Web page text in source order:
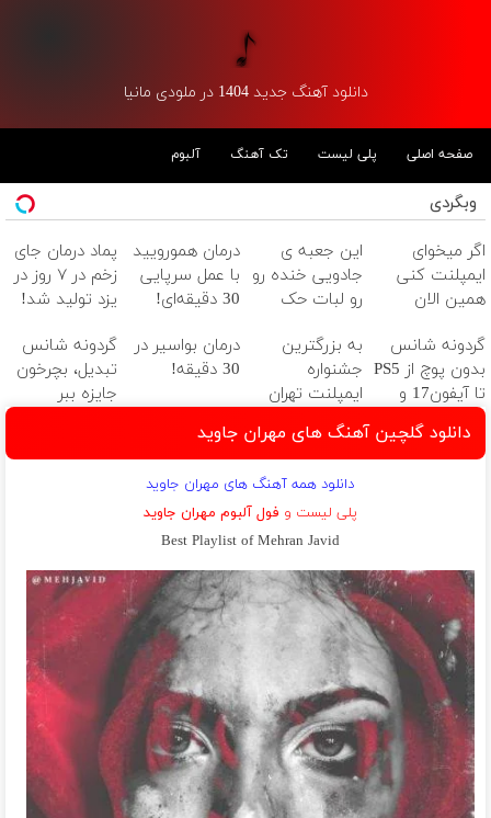
دانلود آهنگ جدید 1404 در ملودی مانیا
صفحه اصلی پلی لیست تک آهنگ آلبوم
وبگردی
اگر میخوای
ایمپلنت کنی
همین الان
۲۵ میلیون
تومان!!!
این جعبه ی
جادویی خنده رو
رو لبات حک
خرید40%تخفیف
درمان همورویید
با عمل سرپایی
30 دقیقه‌ای!
خونریزی، بدون
نیاز
پماد درمان جای
زخم در ۷ روز در
یزد تولید شد!
گردونه شانس
بدون پوچ از PS5
تا آیفون17 و
بیت کوین 🔥
به بزرگترین
جشنواره
ایمپلنت تهران
خوش اومدید! |
فقط ۲۵ میلیون
!
درمان بواسیر در
30 دقیقه!
گردونه شانس
تبدیل، بچرخون
جایزه ببر
دانلود گلچین آهنگ های مهران جاوید
دانلود همه آهنگ های مهران جاوید
پلی لیست و فول آلبوم مهران جاوید
Best Playlist of Mehran Javid